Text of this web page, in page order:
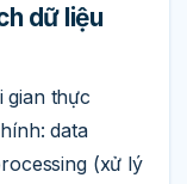
dữ liệu
gian thực
data
(xử lý